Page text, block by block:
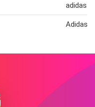
adidas
Adidas